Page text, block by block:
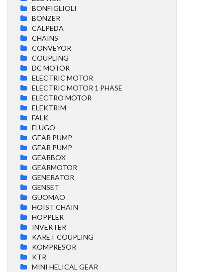
BONFIGLIOLI
BONZER
CALPEDA
CHAINS
CONVEYOR
COUPLING
DC MOTOR
ELECTRIC MOTOR
ELECTRIC MOTOR 1 PHASE
ELECTRO MOTOR
ELEKTRIM
FALK
FLUGO
GEAR PUMP
GEAR PUMP
GEARBOX
GEARMOTOR
GENERATOR
GENSET
GUOMAO
HOIST CHAIN
HOPPLER
INVERTER
KARET COUPLING
KOMPRESOR
KTR
MINI HELICAL GEAR